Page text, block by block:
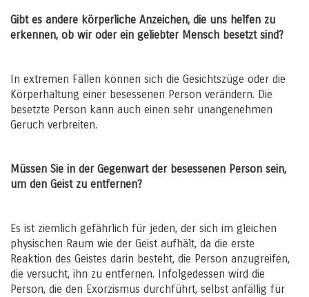
Gibt es andere körperliche Anzeichen, die uns helfen zu
erkennen, ob wir oder ein geliebter Mensch besetzt sind?
In extremen Fällen können sich die Gesichtszüge oder die
Körperhaltung einer besessenen Person verändern. Die
besetzte Person kann auch einen sehr unangenehmen
Geruch verbreiten.
Müssen Sie in der Gegenwart der besessenen Person sein,
um den Geist zu entfernen?
Es ist ziemlich gefährlich für jeden, der sich im gleichen
physischen Raum wie der Geist aufhält, da die erste
Reaktion des Geistes darin besteht, die Person anzugreifen,
die versucht, ihn zu entfernen. Infolgedessen wird die
Person, die den Exorzismus durchführt, selbst anfällig für